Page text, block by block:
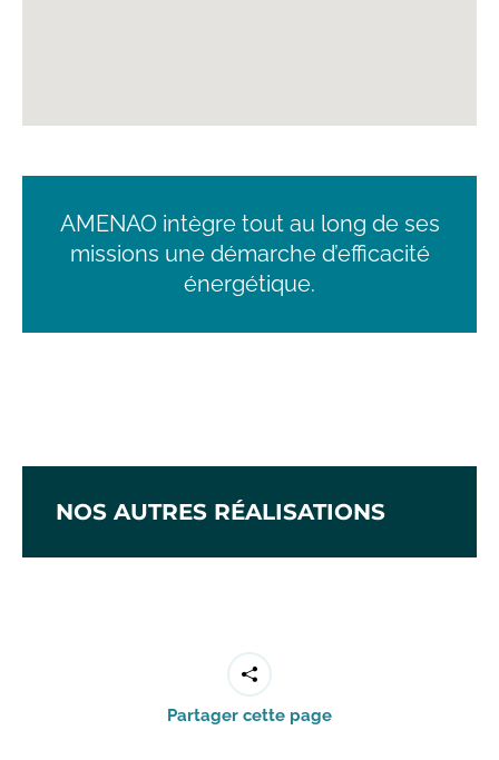
AMENAO intègre tout au long de ses
missions une démarche d’efficacité
énergétique.
NOS AUTRES RÉALISATIONS
Partager cette page